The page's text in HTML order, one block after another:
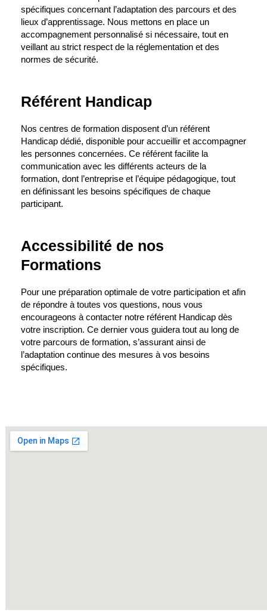
spécifiques concernant l’adaptation des parcours et des
lieux d’apprentissage. Nous mettons en place un
accompagnement personnalisé si nécessaire, tout en
veillant au strict respect de la réglementation et des
normes de sécurité.
Référent Handicap
Nos centres de formation disposent d’un référent
Handicap dédié, disponible pour accueillir et accompagner
les personnes concernées. Ce référent facilite la
communication avec les différents acteurs de la
formation, dont l’entreprise et l’équipe pédagogique, tout
en définissant les besoins spécifiques de chaque
participant.
Accessibilité de nos
Formations
Pour une préparation optimale de votre participation et afin
de répondre à toutes vos questions, nous vous
encourageons à contacter notre référent Handicap dès
votre inscription. Ce dernier vous guidera tout au long de
votre parcours de formation, s’assurant ainsi de
l’adaptation continue des mesures à vos besoins
spécifiques.